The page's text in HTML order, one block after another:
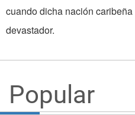
cuando dicha nación
devastador.
Popular